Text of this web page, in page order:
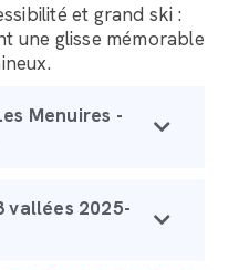
et grand ski :
une glisse mémorable
Menuires -
vallées 2025-